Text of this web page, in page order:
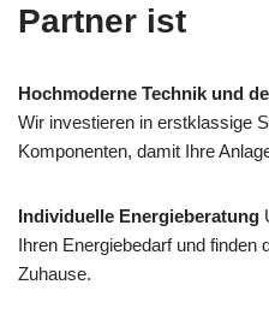
Partner ist
Hochmoderne Technik und
Wir investieren in erstklassige
Komponenten, damit Ihre
Individuelle Energieberatung
Ihren Energiebedarf und finden
Zuhause.